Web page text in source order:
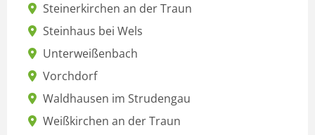
Steinerkirchen an der Traun
Steinhaus bei Wels
Unterweißenbach
Vorchdorf
Waldhausen im Strudengau
Weißkirchen an der Traun